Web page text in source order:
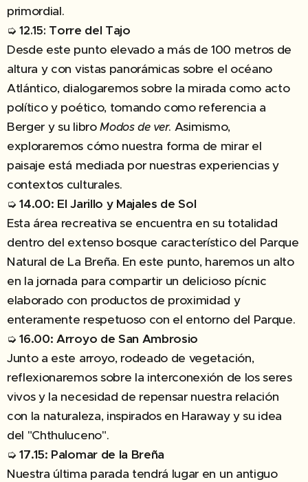
primordial.
➭12.15: Torre del Tajo
Desde este punto elevado a más de 100 metros de
altura y con vistas panorámicas sobre el océano
Atlántico, dialogaremos sobre la mirada como acto
político y poético, tomando como referencia a
Berger y su libroModos de ver. Asimismo,
exploraremos cómo nuestra forma de mirar el
paisaje está mediada por nuestras experiencias y
contextos culturales.
➭14.00: El Jarillo y Majales de Sol
Esta área recreativa se encuentra en su totalidad
dentro del extenso bosque característico del Parque
Natural de La Breña. En este punto, haremos un alto
en la jornada para compartir un delicioso pícnic
elaborado con productos de proximidad y
enteramente respetuoso con el entorno del Parque.
➭16.00: Arroyo de San Ambrosio
Junto a este arroyo, rodeado de vegetación,
reflexionaremos sobre la interconexión de los seres
vivos y la necesidad de repensar nuestra relación
con la naturaleza, inspirados en Haraway y su idea
del "Chthuluceno".
➭17.15: Palomar de la Breña
Nuestra última parada tendrá lugar en un antiguo